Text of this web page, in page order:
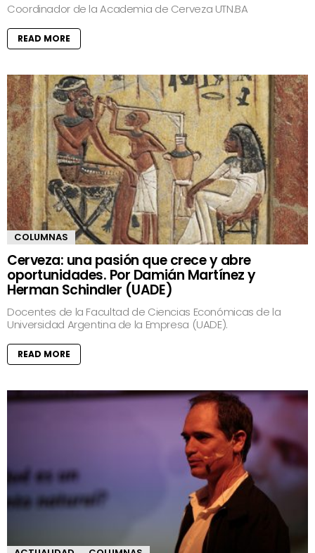
Coordinador de la Academia de Cerveza UTN.BA
READ MORE
COLUMNAS
Cerveza: una pasión que crece y abre
oportunidades. Por Damián Martínez y
Herman Schindler (UADE)
Docentes de la Facultad de Ciencias Económicas de la
Universidad Argentina de la Empresa (UADE).
READ MORE